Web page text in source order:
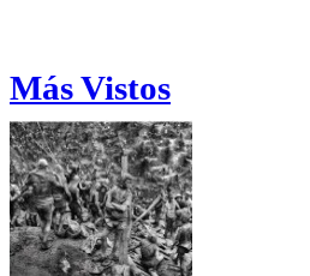
Más Vistos